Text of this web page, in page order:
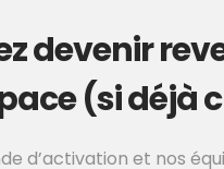
devenir
(si déjà
d’activation et nos